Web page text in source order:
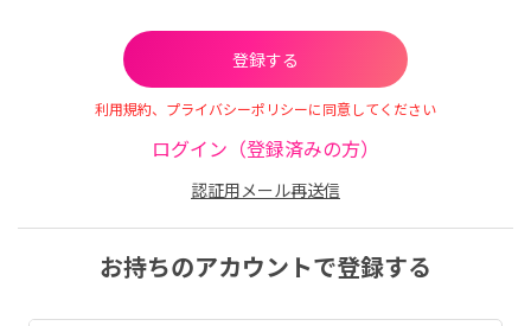
利用規約、プライバシーポリシーに同意してください
ログイン（登録済みの方）
認証用メール再送信
お持ちのアカウントで登録する